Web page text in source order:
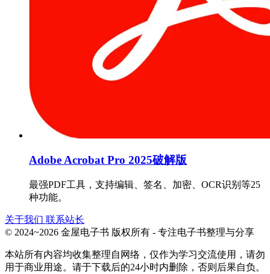
Adobe Acrobat Pro 2025破解版
最强PDF工具，支持编辑、签名、加密、OCR识别等25
种功能。
关于我们 联系站长
© 2024~2026 金屋电子书 版权所有 - 专注电子书整理与分享
本站所有内容均收集整理自网络，仅作为学习交流使用，请勿
用于商业用途。请于下载后的24小时内删除，否则后果自负。